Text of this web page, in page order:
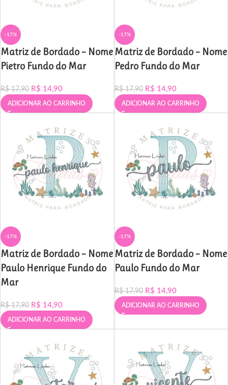
-17%
Matriz de Bordado – Nome
Pietro Fundo do Mar
R$17,90 R$ 14,90
ADICIONAR AO CARRINHO
-17%
Matriz de Bordado – Nome
Pedro Fundo do Mar
R$17,90 R$ 14,90
ADICIONAR AO CARRINHO
-17%
Matriz de Bordado – Nome
Paulo Henrique Fundo do
Mar
R$17,90 R$ 14,90
ADICIONAR AO CARRINHO
-17%
Matriz de Bordado – Nome
Paulo Fundo do Mar
R$17,90 R$ 14,90
ADICIONAR AO CARRINHO